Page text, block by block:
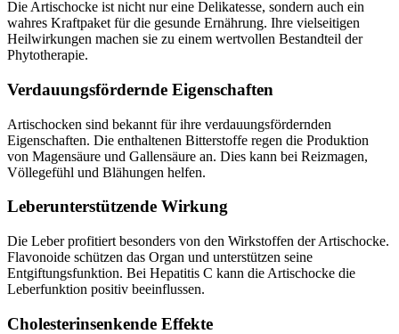
Die Artischocke ist nicht nur eine Delikatesse, sondern auch ein
wahres Kraftpaket für die gesunde Ernährung. Ihre vielseitigen
Heilwirkungen machen sie zu einem wertvollen Bestandteil der
Phytotherapie.
Verdauungsfördernde Eigenschaften
Artischocken sind bekannt für ihre verdauungsfördernden
Eigenschaften. Die enthaltenen Bitterstoffe regen die Produktion
von Magensäure und Gallensäure an. Dies kann bei Reizmagen,
Völlegefühl und Blähungen helfen.
Leberunterstützende Wirkung
Die Leber profitiert besonders von den Wirkstoffen der Artischocke.
Flavonoide schützen das Organ und unterstützen seine
Entgiftungsfunktion. Bei Hepatitis C kann die Artischocke die
Leberfunktion positiv beeinflussen.
Cholesterinsenkende Effekte